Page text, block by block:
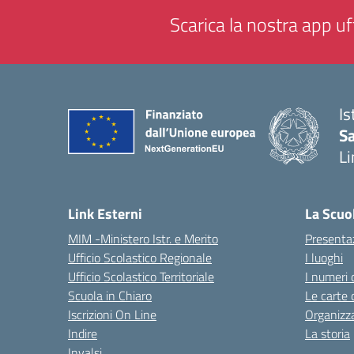
Scarica la nostra app
Link Esterni
MIM -Ministero Istr. e Merito
Ufficio Scolastico Regionale
Ufficio Scolastico Territoriale
Scuola in Chiaro
Iscrizioni On Line
Indire
La
I luoghi
I numeri
Le carte
La storia